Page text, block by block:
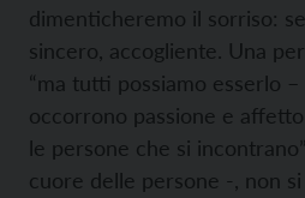
dimenticheremo il sorriso:
sincero, accogliente. Una
“ma tutti possiamo esserlo –
occorrono passione e
le persone che si
cuore delle persone -, non